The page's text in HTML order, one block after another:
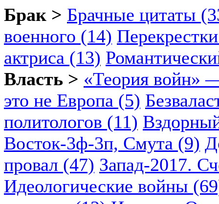
Брак > Брачные цитаты
военного (14)
актриса (13)
Власть > «Теория войн»
это не Европа (5)
политологов (11)
Восток-3ф-3п, Смута (9)
провал (47) Запад-2017.
Идеологические войны